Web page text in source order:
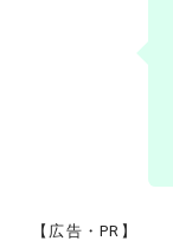
【広告・PR】